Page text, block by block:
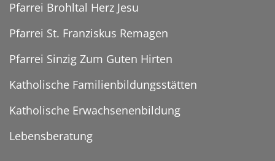
Pfarrei Brohltal Herz Jesu
Pfarrei St. Franziskus Remagen
Pfarrei Sinzig Zum Guten Hirten
Katholische Familienbildungsstätten
Katholische Erwachsenenbildung
Lebensberatung